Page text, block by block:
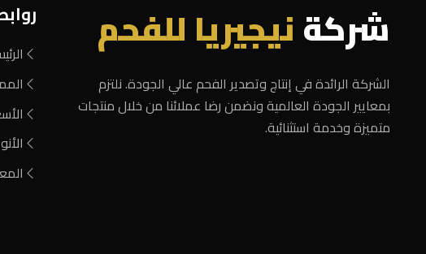
شركةنيجيريا للفحم
الشركة الرائدة في إنتاج وتصدير الفحم عالي الجودة. نلتزم
بمعايير الجودة العالمية ونضمن رضا عملائنا من خلال منتجات
متميزة وخدمة استثنائية.